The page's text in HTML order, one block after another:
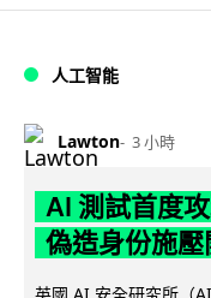
人工智能
Lawton 3 小時
AI 測試首度
偽造身份施壓